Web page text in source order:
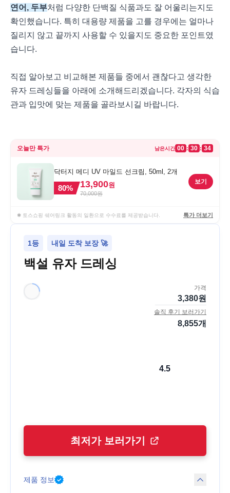
연어, 두부처럼 다양한 단백질 식품과도 잘 어울리는지도
확인했습니다. 특히 대용량 제품을 고를 경우에는 얼마나
질리지 않고 끝까지 사용할 수 있을지도 중요한 포인트였
습니다.
직접 알아보고 비교해본 제품들 중에서 괜찮다고 생각한
유자 드레싱들을 아래에 소개해드리겠습니다. 각자의 식습
관과 입맛에 맞는 제품을 골라보시길 바랍니다.
오늘만 특가 남은시간 00 : 30 : 34
닥터지 메디 UV 마일드 선크림, 50ml, 2개
80% 13,900원
70,000원
보기
✱ 토스쇼핑 쉐어링크 활동의 일환으로 수수료를 제공받습니다. 특가 더보기
1등 내일 도착 보장 🚀
백설 유자 드레싱
가격
3,380원
솔직 후기 보러가기
8,855개
4.5
최저가 보러가기
제품 정보